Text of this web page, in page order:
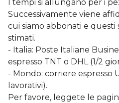
I tempi si allungano per i
Successivamente viene
cui siamo abbonati e questi
stimati.
- Italia: Poste Italiane
espresso TNT o DHL (1/2
- Mondo: corriere espresso
lavorativi).
Per favore, leggete le